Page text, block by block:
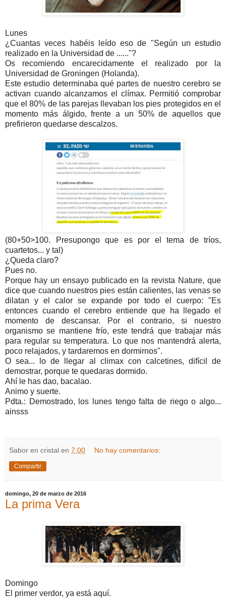
Lunes
¿Cuantas veces habéis leído eso de "Según un estudio
realizado en la Universidad de ......"?
Os recomiendo encarecidamente el realizado por la
Universidad de Groningen (Holanda).
Este estudio determinaba qué partes de nuestro cerebro se
activan cuando alcanzamos el clímax. Permitió comprobar
que el 80% de las parejas llevaban los pies protegidos en el
momento más álgido, frente a un 50% de aquellos que
prefirieron quedarse descalzos.
(80+50>100. Presupongo que es por el tema de tríos,
cuartetos... y tal)
¿Queda claro?
Pues no.
Porque hay un ensayo publicado en la revista Nature, que
dice que cuando nuestros pies están calientes, las venas se
dilatan y el calor se expande por todo el cuerpo: "Es
entonces cuando el cerebro entiende que ha llegado el
momento de descansar. Por el contrario, si nuestro
organismo se mantiene frío, este tendrá que trabajar más
para regular su temperatura. Lo que nos mantendrá alerta,
poco relajados, y tardaremos en dormirnos".
O sea... lo de llegar al climax con calcetines, difícil de
demostrar, porque te quedaras dormido.
Ahí le has dao, bacalao.
Animo y suerte.
Pdta.: Demostrado, los lunes tengo falta de riego o algo...
ainsss
Sabor en cristal en 7:00 No hay comentarios:
Compartir
domingo, 20 de marzo de 2016
La prima Vera
Domingo
El primer verdor, ya está aquí.